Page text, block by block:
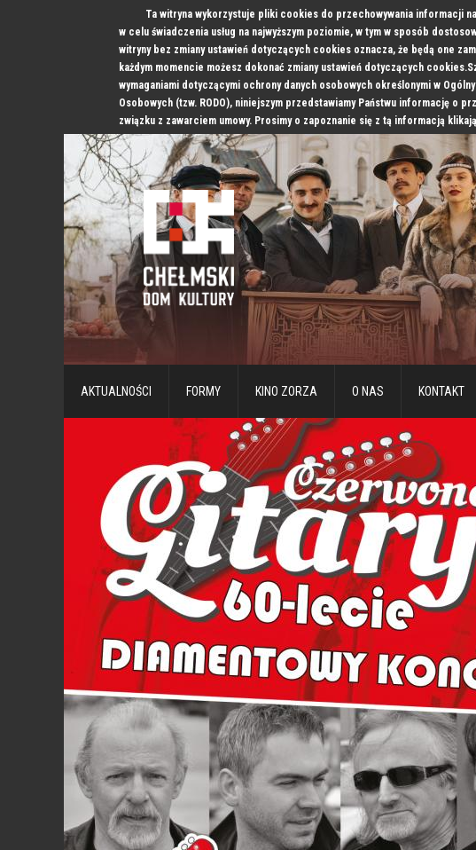
Ta witryna wykorzystuje pliki cookies do przechowywania informacji
w celu świadczenia usług na najwyższym poziomie, w tym w sposób
witryny bez zmiany ustawień dotyczących cookies oznacza, że będą one
każdym momencie możesz dokonać zmiany ustawień dotyczących
wymaganiami dotyczącymi ochrony danych osobowych określonymi w
Osobowych (tzw. RODO), niniejszym przedstawiamy Państwu informację o
związku z zawarciem umowy. Prosimy o zapoznanie się z tą informacją
AKTUALNOŚCI FORMY KINO ZORZA O NAS KONTAKT